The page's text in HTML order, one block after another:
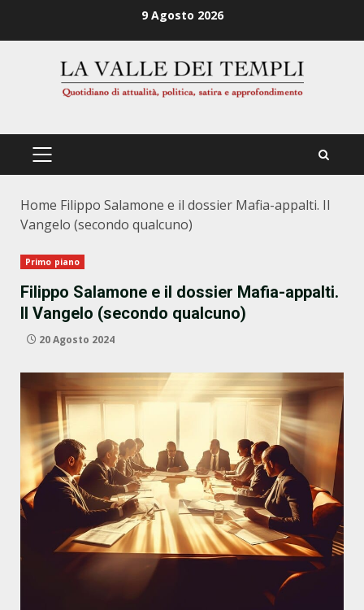
9 Agosto 2026
PRIMÄRES
Home Filippo Salamone e il dossier Mafia-appalti. Il
Vangelo (secondo qualcuno)
Primo piano
Filippo Salamone e il dossier Mafia-appalti.
Il Vangelo (secondo qualcuno)
20 Agosto 2024